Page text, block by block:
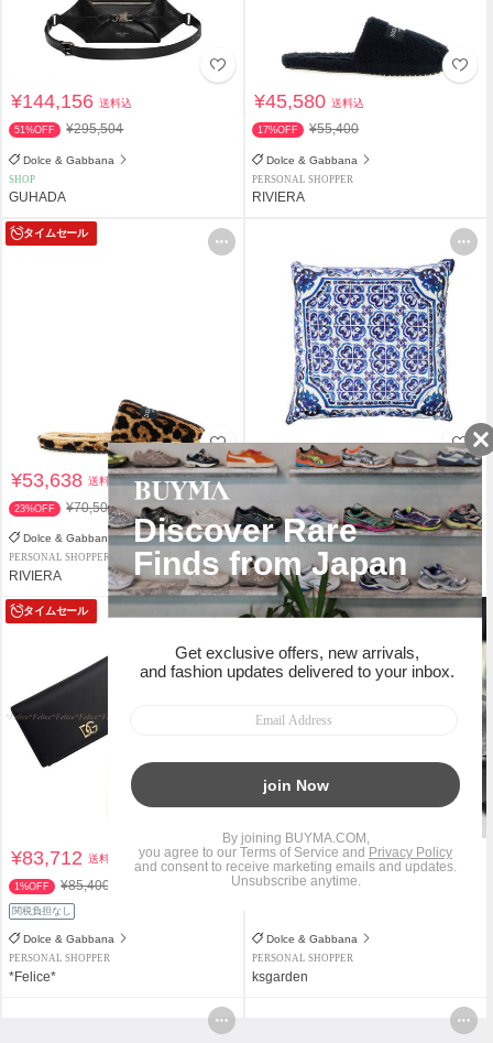
¥144,156送料込
51%OFF ¥295,504
Dolce & Gabbana
SHOP
GUHADA
¥45,580送料込
17%OFF ¥55,400
Dolce & Gabbana
PERSONAL SHOPPER
RIVIERA
タイムセール
¥53,638送料込
23%OFF ¥70,500
Dolce & Gabbana
PERSONAL SHOPPER
RIVIERA
¥89,950送料込
関税負担なし
Dolce & Gabbana
PERSONAL SHOPPER
NOVELJAPAN
タイムセール
¥83,712送料込
1%OFF ¥85,400
関税負担なし
Dolce & Gabbana
PERSONAL SHOPPER
*Felice*
¥40,000送料込
関税負担なし
Dolce & Gabbana
PERSONAL SHOPPER
ksgarden